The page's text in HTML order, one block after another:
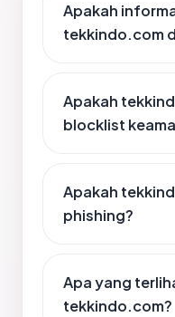
Apakah
tekkindo.com
Apakah
blocklist
Apakah
phishing?
Apa yang
tekkindo.com?